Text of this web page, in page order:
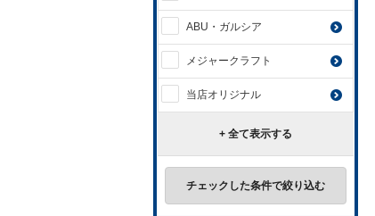
ABU・ガルシア
メジャークラフト
当店オリジナル
+ 全て表示する
チェックした条件で絞り込む